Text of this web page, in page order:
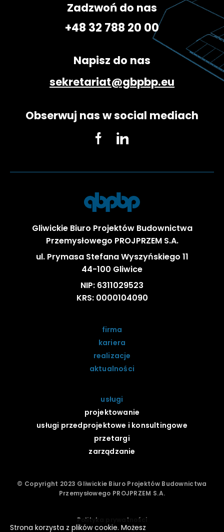
Strona korzysta z plików cookie. Możesz
Zadzwoń do nas
+48 32 788 20 00
Napisz do nas
sekretariat@gbpbp.eu
Obserwuj nas w social mediach
Gliwickie Biuro Projektów Budownictwa
Przemysłowego PROJPRZEM S.A.
ul. Prymasa Stefana Wyszyńskiego 11
44-100 Gliwice
NIP: 6311029523
KRS: 0000104090
firma
kariera
realizacje
aktualności
usługi
projektowanie
usługi przedprojektowe i konsultingowe
przetargi
zarządzanie
© Copyright 2023 Gliwickie Biuro Projektów Budownictwa
Przemysłowego PROJPRZEM S.A.
Polityka prywatności